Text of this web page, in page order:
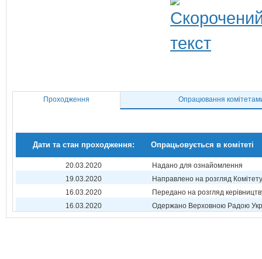
Проходження Опрацювання
Дати та стан проходження: Опрацьовується в комітеті
20.03.2020
Надано для ознайомлення
19.03.2020
Направлено на розгляд Комітету
16.03.2020
Передано на розгляд
16.03.2020
Одержано Верховною Радою